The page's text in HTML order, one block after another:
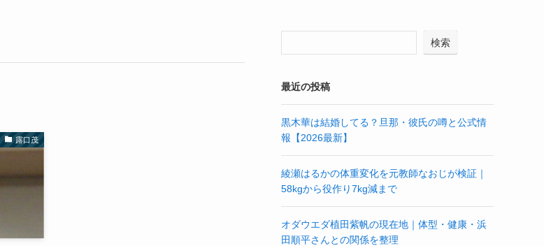
露口茂
検索
最近の投稿
黒木華は結婚してる？旦那・彼氏の噂と公式情
報【2026最新】
綾瀬はるかの体重変化を元教師なおじが検証｜
58kgから役作り7kg減まで
オダウエダ植田紫帆の現在地｜体型・健康・浜
田順平さんとの関係を整理